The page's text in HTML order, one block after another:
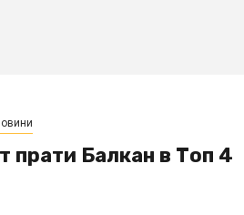
прати Балкан в Топ 4